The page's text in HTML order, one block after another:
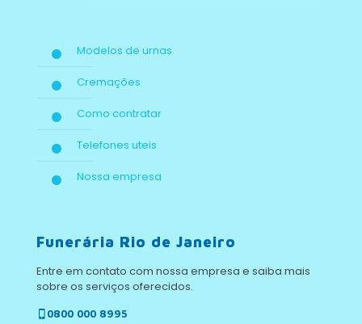
Modelos de urnas
Cremações
Como contratar
Telefones uteis
Nossa empresa
Funerária Rio de Janeiro
Entre em contato com nossa empresa e saiba mais
sobre os serviços oferecidos.
0800 000 8995